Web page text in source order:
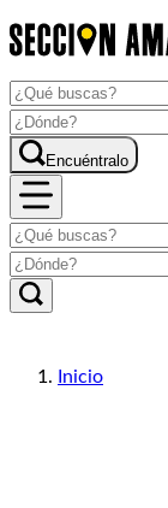
Encuéntralo
Inicio